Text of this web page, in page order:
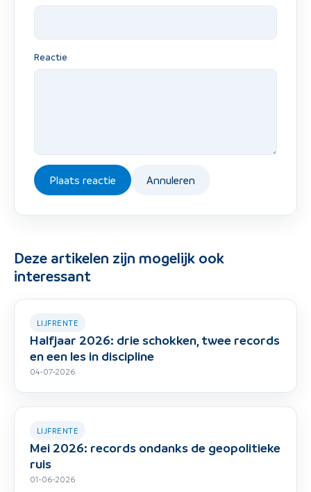
Reactie
Plaats reactie Annuleren
Deze artikelen zijn mogelijk ook
interessant
LIJFRENTE
Halfjaar 2026: drie schokken, twee records
en een les in discipline
04-07-2026
LIJFRENTE
Mei 2026: records ondanks de geopolitieke
ruis
01-06-2026